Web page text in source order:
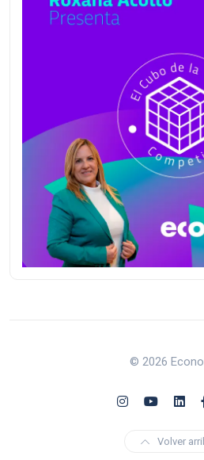
© 2026
Volver